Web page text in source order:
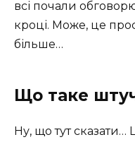
всі почали
кроці. Може, це
більше…
Що таке
Ну, що тут сказати…